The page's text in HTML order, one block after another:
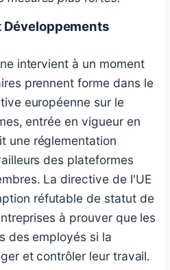
intervient à un moment
prennent forme dans le
européenne sur le
entrée en vigueur en
une réglementation
des plateformes
La directive de l'UE
réfutable de statut de
à prouver que les
des employés si la
et contrôler leur travail.